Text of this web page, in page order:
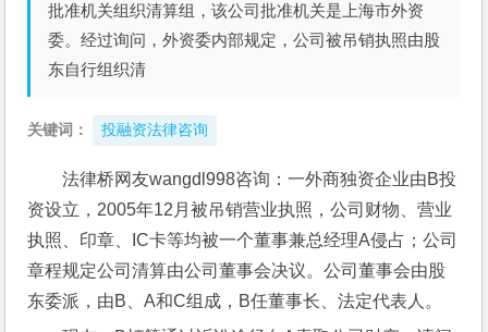
批准机关组织清算组，该公司批准机关是上海市外资
委。经过询问，外资委内部规定，公司被吊销执照由股
东自行组织清
关键词： 投融资法律咨询
法律桥网友wangdl998咨询：一外商独资企业由B投
资设立，2005年12月被吊销营业执照，公司财物、营业
执照、印章、IC卡等均被一个董事兼总经理A侵占；公司
章程规定公司清算由公司董事会决议。公司董事会由股
东委派，由B、A和C组成，B任董事长、法定代表人。